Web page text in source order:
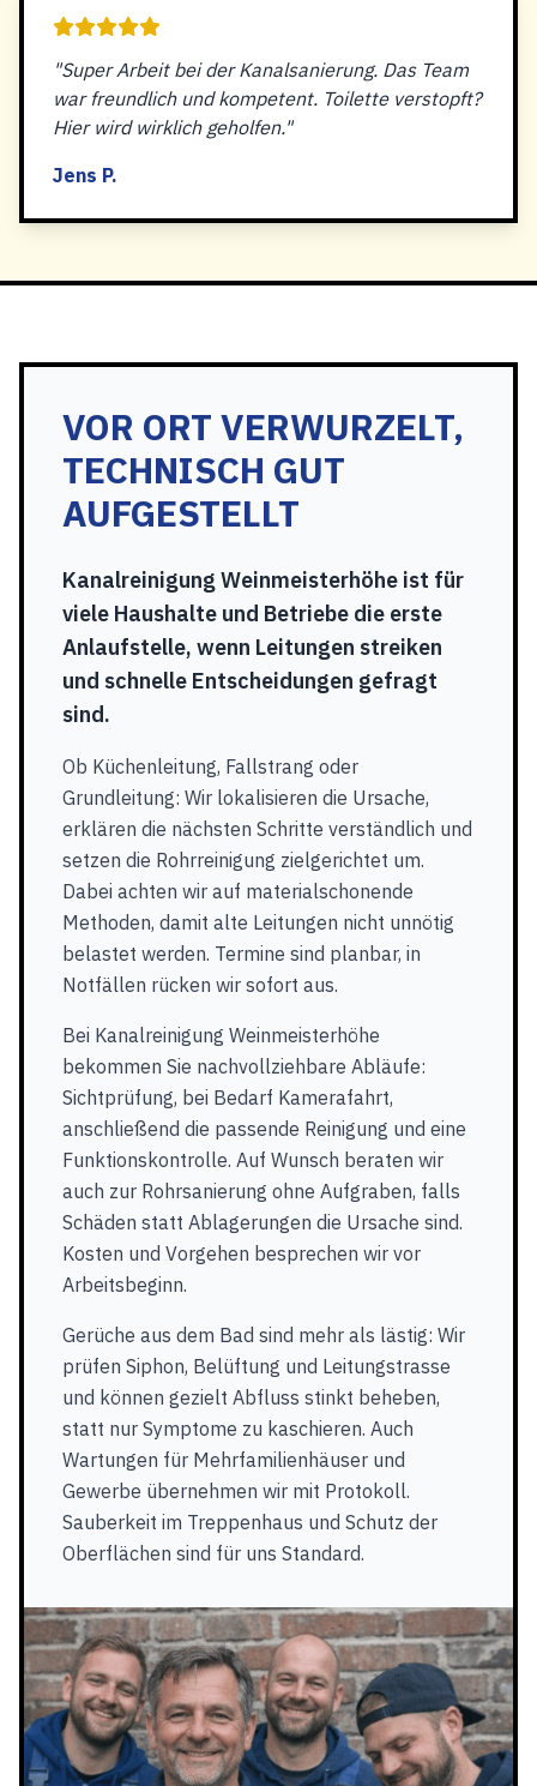
"Super Arbeit bei der Kanalsanierung. Das Team
war freundlich und kompetent. Toilette verstopft?
Hier wird wirklich geholfen."
Jens P.
VOR ORT VERWURZELT,
TECHNISCH GUT
AUFGESTELLT
Kanalreinigung Weinmeisterhöhe ist für
viele Haushalte und Betriebe die erste
Anlaufstelle, wenn Leitungen streiken
und schnelle Entscheidungen gefragt
sind.
Ob Küchenleitung, Fallstrang oder
Grundleitung: Wir lokalisieren die Ursache,
erklären die nächsten Schritte verständlich und
setzen die Rohrreinigung zielgerichtet um.
Dabei achten wir auf materialschonende
Methoden, damit alte Leitungen nicht unnötig
belastet werden. Termine sind planbar, in
Notfällen rücken wir sofort aus.
Bei Kanalreinigung Weinmeisterhöhe
bekommen Sie nachvollziehbare Abläufe:
Sichtprüfung, bei Bedarf Kamerafahrt,
anschließend die passende Reinigung und eine
Funktionskontrolle. Auf Wunsch beraten wir
auch zur Rohrsanierung ohne Aufgraben, falls
Schäden statt Ablagerungen die Ursache sind.
Kosten und Vorgehen besprechen wir vor
Arbeitsbeginn.
Gerüche aus dem Bad sind mehr als lästig: Wir
prüfen Siphon, Belüftung und Leitungstrasse
und können gezielt Abfluss stinkt beheben,
statt nur Symptome zu kaschieren. Auch
Wartungen für Mehrfamilienhäuser und
Gewerbe übernehmen wir mit Protokoll.
Sauberkeit im Treppenhaus und Schutz der
Oberflächen sind für uns Standard.